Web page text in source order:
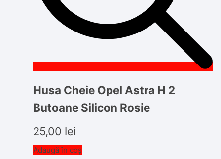
Husa Cheie Opel Astra H 2
Butoane Silicon Rosie
25,00 lei
Adaugă în coș